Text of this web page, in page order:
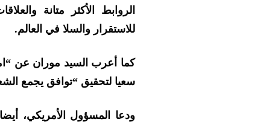
الروابط الأكثر متانة
للاستقرار والسلا في العالم.
كما أعرب السيد موران عن
سعيا لتحقيق “توافق يجمع
ودعا المسؤول الأمريكي،